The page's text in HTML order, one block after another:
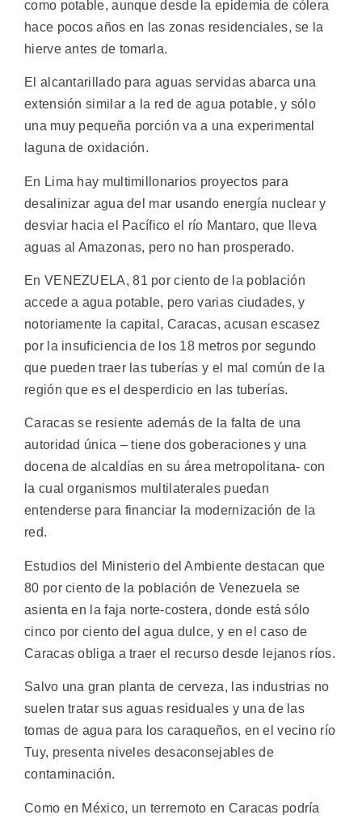
como potable, aunque desde la epidemia de cólera
hace pocos años en las zonas residenciales, se la
hierve antes de tomarla.
El alcantarillado para aguas servidas abarca una
extensión similar a la red de agua potable, y sólo
una muy pequeña porción va a una experimental
laguna de oxidación.
En Lima hay multimillonarios proyectos para
desalinizar agua del mar usando energía nuclear y
desviar hacia el Pacífico el río Mantaro, que lleva
aguas al Amazonas, pero no han prosperado.
En VENEZUELA, 81 por ciento de la población
accede a agua potable, pero varias ciudades, y
notoriamente la capital, Caracas, acusan escasez
por la insuficiencia de los 18 metros por segundo
que pueden traer las tuberías y el mal común de la
región que es el desperdicio en las tuberías.
Caracas se resiente además de la falta de una
autoridad única – tiene dos goberaciones y una
docena de alcaldías en su área metropolitana- con
la cual organismos multilaterales puedan
entenderse para financiar la modernización de la
red.
Estudios del Ministerio del Ambiente destacan que
80 por ciento de la población de Venezuela se
asienta en la faja norte-costera, donde está sólo
cinco por ciento del agua dulce, y en el caso de
Caracas obliga a traer el recurso desde lejanos ríos.
Salvo una gran planta de cerveza, las industrias no
suelen tratar sus aguas residuales y una de las
tomas de agua para los caraqueños, en el vecino río
Tuy, presenta niveles desaconsejables de
contaminación.
Como en México, un terremoto en Caracas podría